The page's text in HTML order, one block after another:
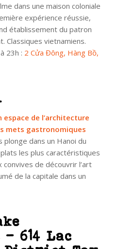
dans une maison coloniale
expérience réussie,
établissement du patron
Classiques vietnamiens.
23h : 2 Cửa Đông, Hàng Bồ,
espace de l’architecture
mets gastronomiques
plonge dans un Hanoi du
les plus caractéristiques
de découvrir l’art
de la capitale dans un
614 Lac